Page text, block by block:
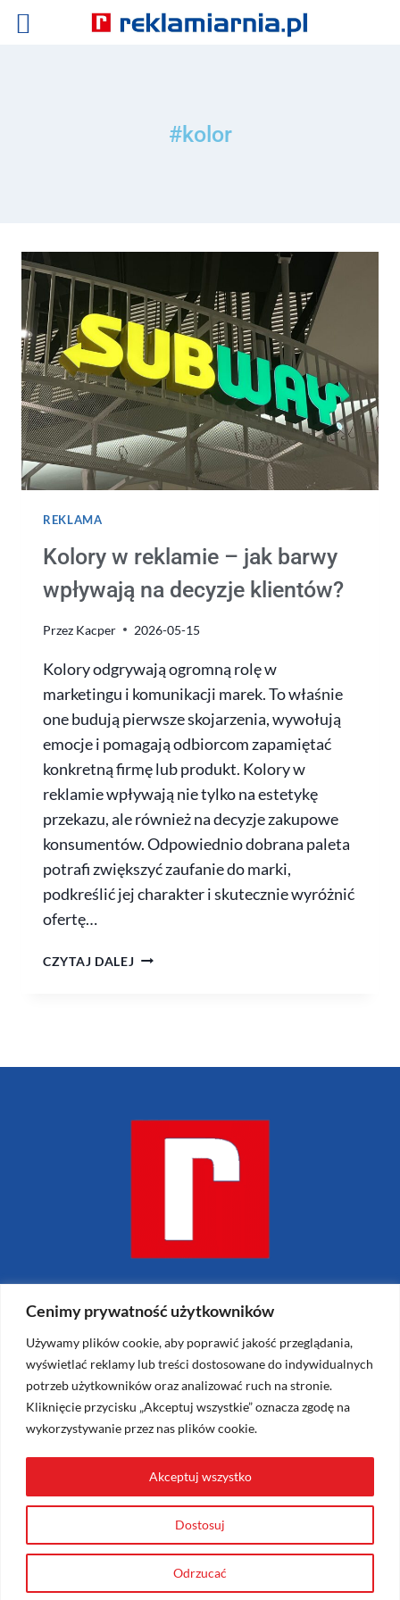
Cenimy prywatność użytkowników
Używamy plików cookie, aby poprawić jakość przeglądania,
wyświetlać reklamy lub treści dostosowane do indywidualnych
potrzeb użytkowników oraz analizować ruch na stronie.
Kliknięcie przycisku „Akceptuj wszystkie” oznacza zgodę na
wykorzystywanie przez nas plików cookie.
Dostosuj
Odrzucać
Akceptuj wszystko
#kolor
REKLAMA
Kolory w reklamie – jak barwy
wpływają na decyzje klientów?
Przez Kacper 2026-05-15
Kolory odgrywają ogromną rolę w
marketingu i komunikacji marek. To właśnie
one budują pierwsze skojarzenia, wywołują
emocje i pomagają odbiorcom zapamiętać
konkretną firmę lub produkt. Kolory w
reklamie wpływają nie tylko na estetykę
przekazu, ale również na decyzje zakupowe
konsumentów. Odpowiednio dobrana paleta
potrafi zwiększyć zaufanie do marki,
podkreślić jej charakter i skutecznie wyróżnić
ofertę…
CZYTAJ DALEJ
Reklamiarnia.pl – Krzysztof Janiszewski
ul. Janusza Meissnera 5
Kraków 31-457
NIP: 677-116-48-72
Tel – 501 366 866
Email –biuro@reklamiarnia.pl
2024 Reklamiarnia